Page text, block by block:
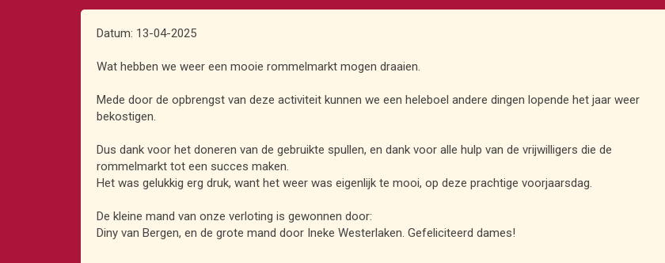
Datum: 13-04-2025
Wat hebben we weer een mooie rommelmarkt mogen draaien.
Mede door de opbrengst van deze activiteit kunnen we een heleboel andere dingen lopende het jaar weer
bekostigen.
Dus dank voor het doneren van de gebruikte spullen, en dank voor alle hulp van de vrijwilligers die de
rommelmarkt tot een succes maken.
Het was gelukkig erg druk, want het weer was eigenlijk te mooi, op deze prachtige voorjaarsdag.
De kleine mand van onze verloting is gewonnen door:
Diny van Bergen, en de grote mand door Ineke Westerlaken. Gefeliciteerd dames!